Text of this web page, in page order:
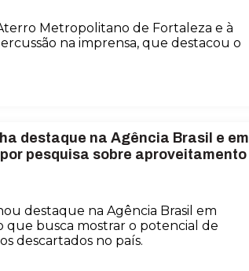
Metropolitano de Fortaleza e à
na imprensa, que destacou o
destaque na Agência Brasil e em
pesquisa sobre aproveitamento
destaque na Agência Brasil em
busca mostrar o potencial de
descartados no país.